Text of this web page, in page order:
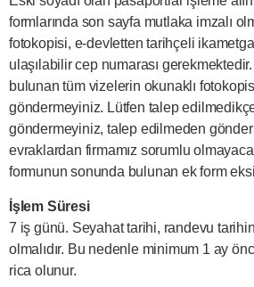
formlarında son sayfa mutlaka imzalı
fotokopisi, e-devletten tarihçeli
ulaşılabilir cep numarası
bulunan tüm vizelerin okunaklı
göndermeyiniz. Lütfen talep
göndermeyiniz, talep edilmeden
evraklardan firmamız sorumlu
formunun sonunda bulunan ek form
İşlem Süresi
7 iş günü. Seyahat tarihi, randevu
olmalıdır. Bu nedenle minimum 1 ay
rica olunur.